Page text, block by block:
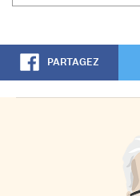
PARTAGEZ